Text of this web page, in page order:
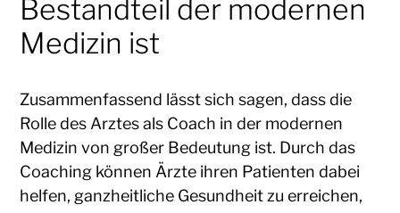
Bestandteil der modernen
Medizin ist
Zusammenfassend lässt sich sagen, dass die
Rolle des Arztes als Coach in der modernen
Medizin von großer Bedeutung ist. Durch das
Coaching können Ärzte ihren Patienten dabei
helfen, ganzheitliche Gesundheit zu erreichen,